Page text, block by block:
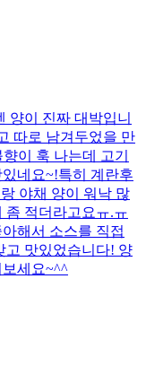
양이 진짜 대박입니
따로 남겨두었을 만
이 훅 나는데 고기
네요~!특히 계란후
야채 양이 워낙 많
좀 적더라고요ㅠ.ㅠ
해서 소스를 직접
고 맛있었습니다! 양
보세요~^^